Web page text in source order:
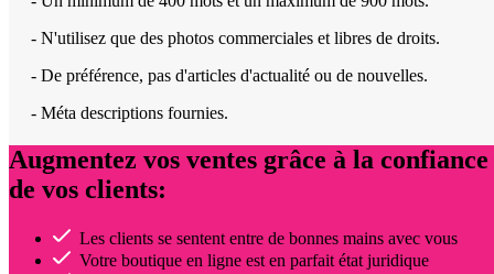
- N'utilisez que des photos commerciales et libres de droits.
- De préférence, pas d'articles d'actualité ou de nouvelles.
- Méta descriptions fournies.
Augmentez vos ventes grâce à la confiance
de vos clients:
Les clients se sentent entre de bonnes mains avec vous
Votre boutique en ligne est en parfait état juridique